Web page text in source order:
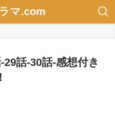
マ.com
話-30話-感想付き